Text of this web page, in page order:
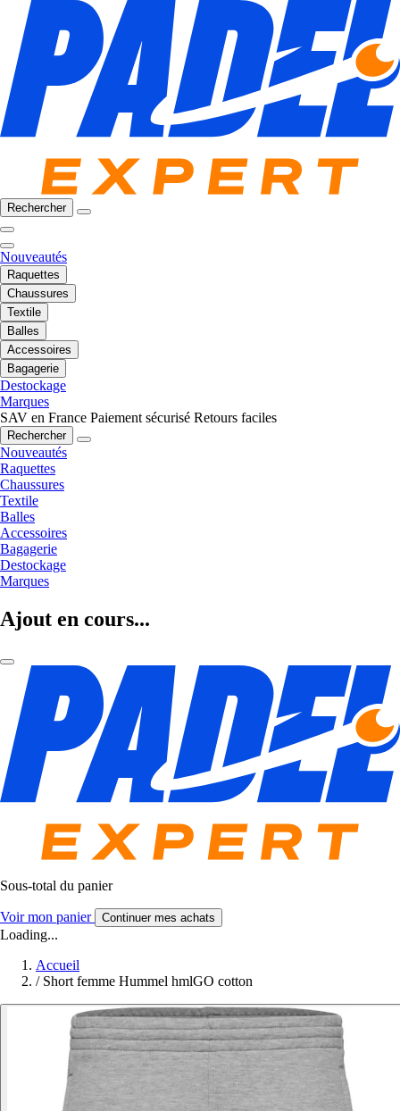
Rechercher
Nouveautés
Raquettes
Chaussures
Textile
Balles
Accessoires
Bagagerie
Destockage
Marques
SAV en France Paiement sécurisé Retours faciles
Rechercher
Nouveautés
Raquettes
Chaussures
Textile
Balles
Accessoires
Bagagerie
Destockage
Marques
Ajout en cours...
Sous-total du panier
Voir mon panier Continuer mes achats
Loading...
Accueil
/ Short femme Hummel hmlGO cotton